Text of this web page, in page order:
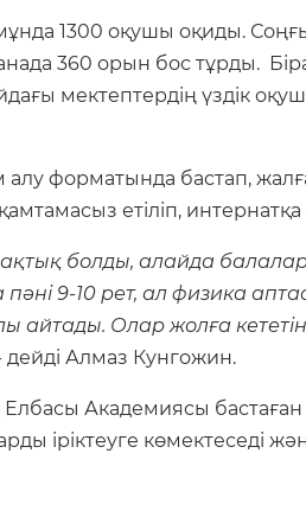
1300 оқушы оқиды.
360 орын бос тұрды.
мектептердің үздік
форматында бастап,
етіліп,
болды, алайда
9-10 рет, ал физика
Олар жолға
дейді Алмаз Кунгожин.
Академиясы
іріктеуге көмектеседі